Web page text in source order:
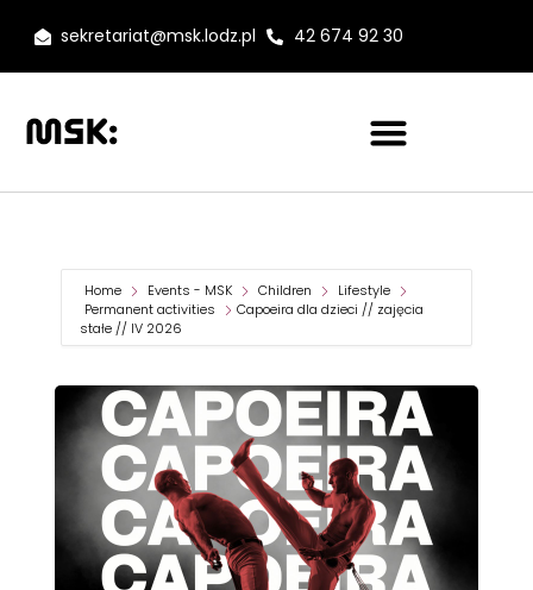
sekretariat@msk.lodz.pl 42 674 92 30
Home Events - MSK Children
Lifestyle
Permanent activities
Capoeira dla dzieci // zajęcia
stałe // IV 2026